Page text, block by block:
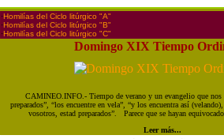
·Homilías del Ciclo litúrgico "A"
·Homilías del Ciclo litúrgico "B"
·Homilías del Ciclo litúrgico "C"
Domingo XIX Tiempo
CAMINEO.INFO.- Tiempo de verano y un evangelio que nos
preparados”, “los encuentre en vela”, “y los encuentra así
vosotros, estad preparados”. Parece que se hayan
Leer más...